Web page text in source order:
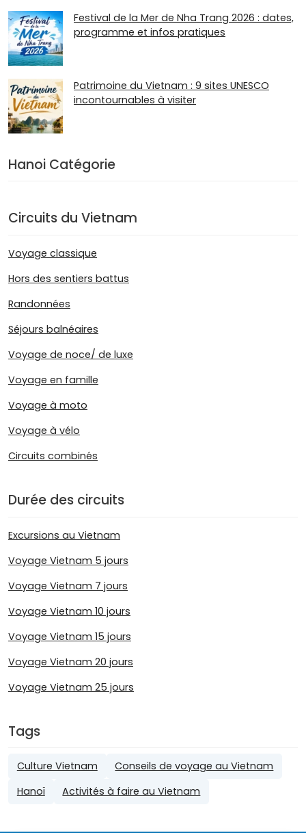
Festival de la Mer de Nha Trang 2026 : dates,
programme et infos pratiques
Patrimoine du Vietnam : 9 sites UNESCO
incontournables à visiter
Hanoi Catégorie
Circuits du Vietnam
Voyage classique
Hors des sentiers battus
Randonnées
Séjours balnéaires
Voyage de noce/ de luxe
Voyage en famille
Voyage à moto
Voyage à vélo
Circuits combinés
Durée des circuits
Excursions au Vietnam
Voyage Vietnam 5 jours
Voyage Vietnam 7 jours
Voyage Vietnam 10 jours
Voyage Vietnam 15 jours
Voyage Vietnam 20 jours
Voyage Vietnam 25 jours
Tags
Culture Vietnam
Conseils de voyage au Vietnam
Hanoï
Activités à faire au Vietnam